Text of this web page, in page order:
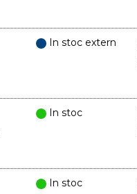
In stoc extern
In stoc
In stoc